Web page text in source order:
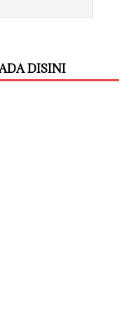
DISINI